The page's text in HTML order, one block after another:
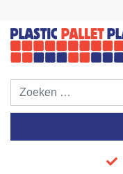
Plastic Pallet Plaza
Plastic Pallets Plaza, de
Europa!